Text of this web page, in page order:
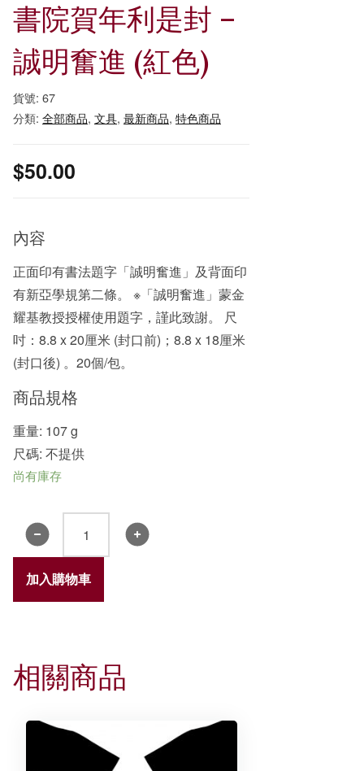
書院賀年利是封 –
誠明奮進 (紅色)
貨號: 67
分類: 全部商品, 文具, 最新商品, 特色商品
$50.00
內容
正面印有書法題字「誠明奮進」及背面印
有新亞學規第二條。 ※「誠明奮進」蒙金
耀基教授授權使用題字，謹此致謝。 尺
吋：8.8 x 20厘米 (封口前)；8.8 x 18厘米
(封口後) 。20個/包。
商品規格
重量: 107 g
尺碼: 不提供
尚有庫存
賀
年
-
明
加入購物車
相關商品